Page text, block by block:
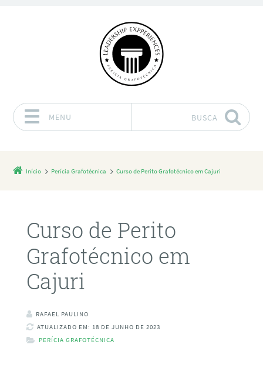
MENU BUSCA
Início Perícia Grafotécnica Curso de Perito Grafotécnico em Cajuri
Curso de Perito
Grafotécnico em
Cajuri
RAFAEL PAULINO
ATUALIZADO EM: 18 DE JUNHO DE 2023
PERÍCIA GRAFOTÉCNICA